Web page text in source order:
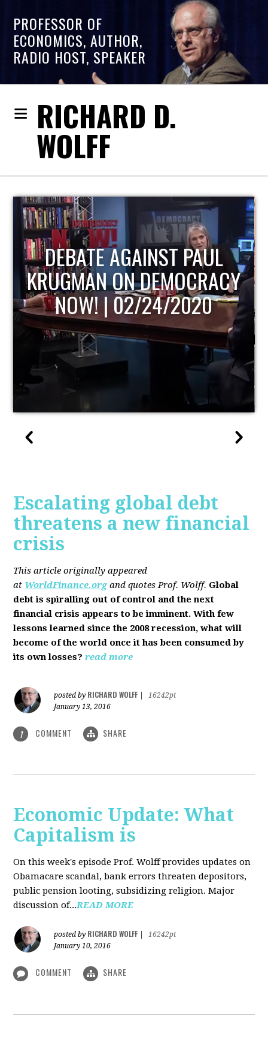
PROFESSOR OF
ECONOMICS, AUTHOR,
RADIO HOST, SPEAKER
RICHARD D.
WOLFF
HOST OF ECONOMIC
UPDATE
Escalating global debt
threatens a new financial
crisis
This article originally appeared
at WorldFinance.organd quotes Prof. Wolff. Global
debt is spiralling out of control and the next
financial crisis appears to be imminent. With few
lessons learned since the 2008 recession, what will
become of the world once it has been consumed by
its own losses? read more
posted by RICHARD WOLFF
16242pt
January 13, 2016
1 COMMENT SHARE
Economic Update: What
Capitalism is
On this week's episode Prof. Wolff provides updates on
Obamacare scandal, bank errors threaten depositors,
public pension looting, subsidizing religion. Major
discussion of...READ MORE
posted by RICHARD WOLFF
16242pt
January 10, 2016
COMMENT SHARE